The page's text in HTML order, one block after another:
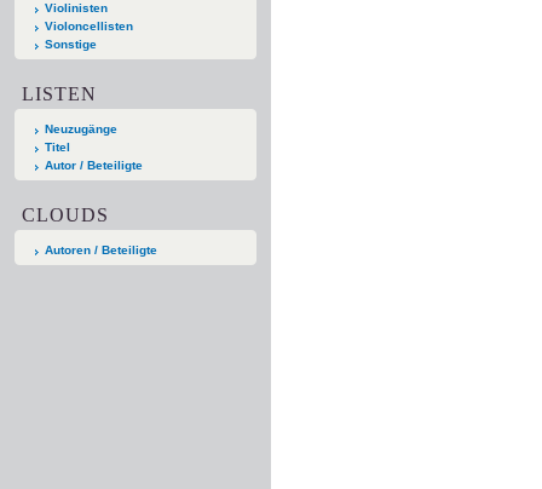
Violinisten
Violoncellisten
Sonstige
LISTEN
Neuzugänge
Titel
Autor / Beteiligte
CLOUDS
Autoren / Beteiligte